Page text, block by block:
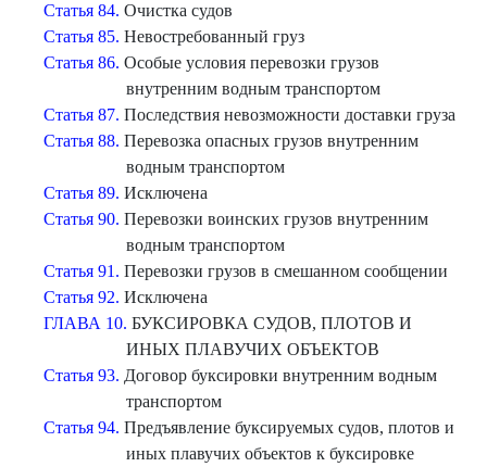
Статья 84. Очистка судов
Статья 85. Невостребованный груз
Статья 86. Особые условия перевозки грузов
внутренним водным транспортом
Статья 87. Последствия невозможности доставки груза
Статья 88. Перевозка опасных грузов внутренним
водным транспортом
Статья 89. Исключена
Статья 90. Перевозки воинских грузов внутренним
водным транспортом
Статья 91. Перевозки грузов в смешанном сообщении
Статья 92. Исключена
ГЛАВА 10. БУКСИРОВКА СУДОВ, ПЛОТОВ И
ИНЫХ ПЛАВУЧИХ ОБЪЕКТОВ
Статья 93. Договор буксировки внутренним водным
транспортом
Статья 94. Предъявление буксируемых судов, плотов и
иных плавучих объектов к буксировке